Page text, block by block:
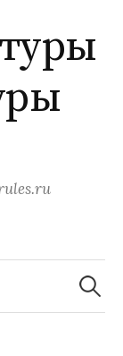
Найти: